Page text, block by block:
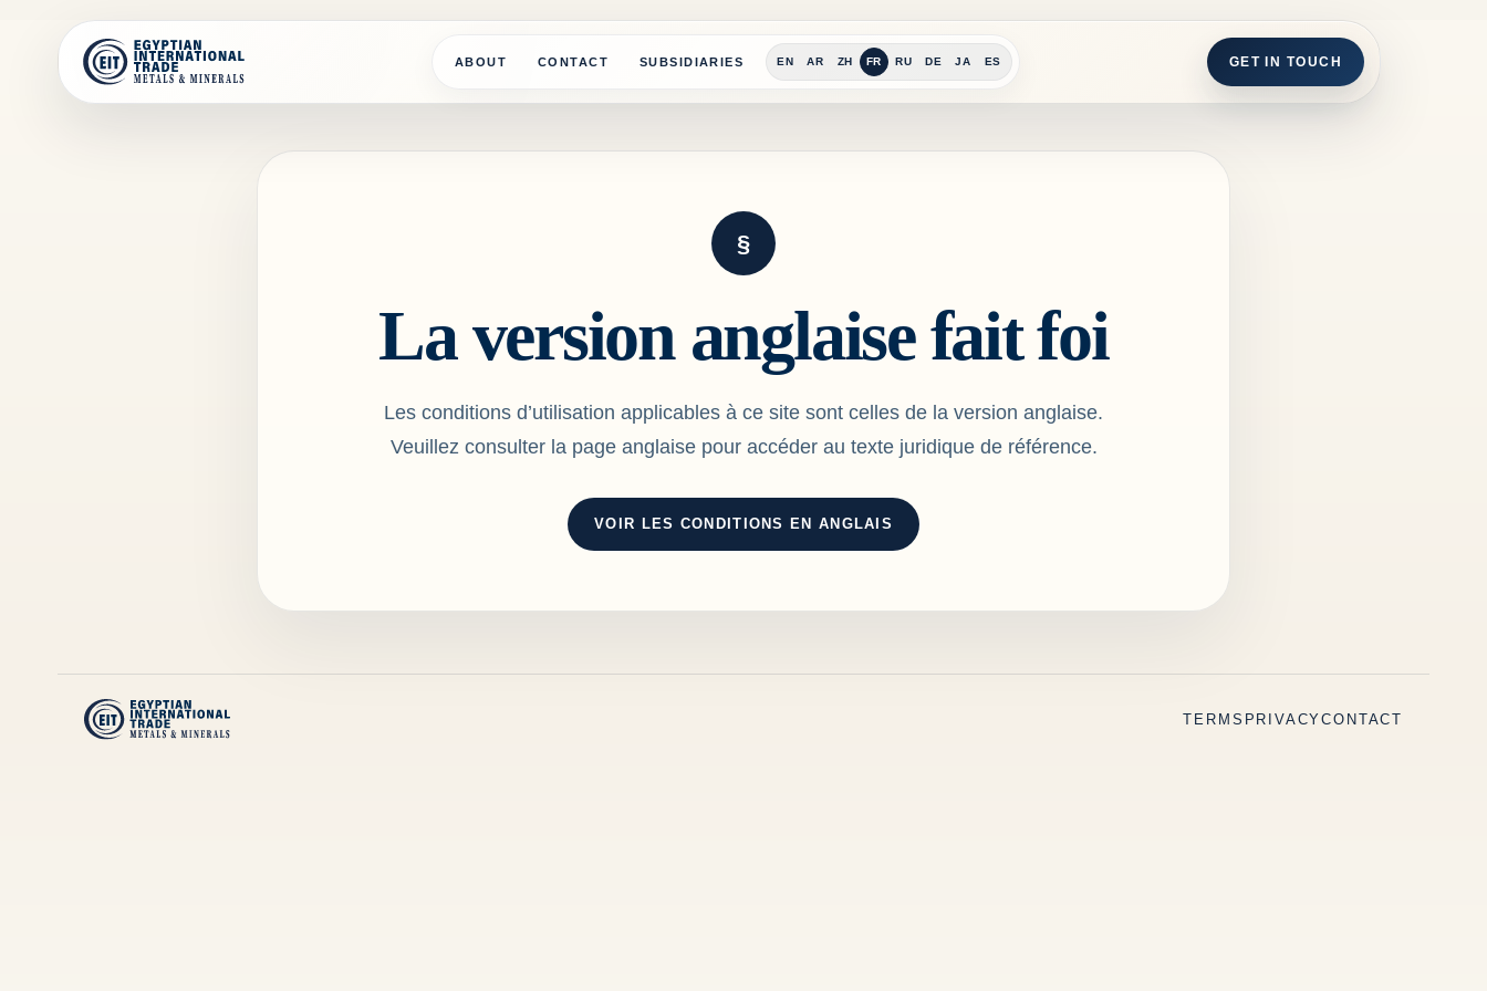
Skip to content
ABOUT CONTACT SUBSIDIARIES EN AR ZH FR RU DE JA ES GET IN TOUCH
§
La version anglaise fait foi
Les conditions d’utilisation applicables à ce site sont celles de la version anglaise.
Veuillez consulter la page anglaise pour accéder au texte juridique de référence.
VOIR LES CONDITIONS EN ANGLAIS
TERMS PRIVACYCONTACT